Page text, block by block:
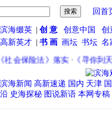
回首
滨海缀英| 创 意 创意中国
创
高新英才 | 书 画 画坛 书坛 名
会保险法》落实·《寻你到天
滨海新闻 高新速递 国内 天津
沿 史海探秘 图说新语 本网专稿